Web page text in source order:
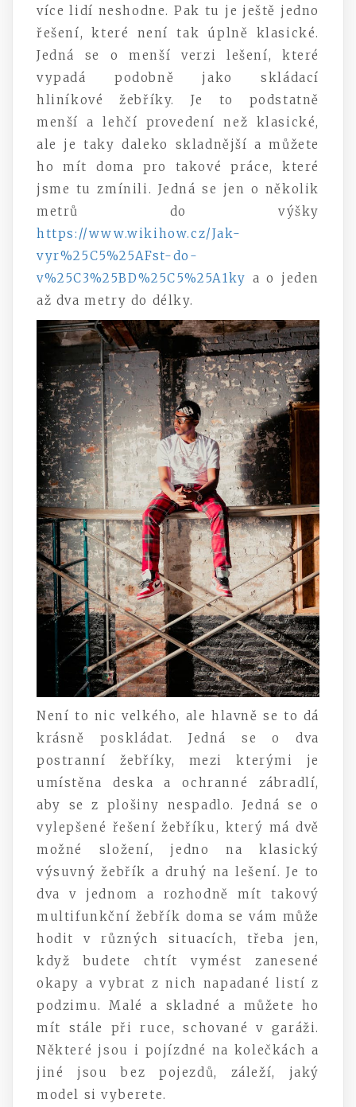
více lidí neshodne.Pak tu je ještě jedno
řešení, které není tak úplně klasické.
Jedná se o menší verzi lešení, které
vypadá podobně jako skládací
hliníkové žebříky. Je to podstatně
menší a lehčí provedení než klasické,
ale je taky daleko skladnější a můžete
ho mít doma pro takové práce, které
jsme tu zmínili. Jedná se jen o několik
metrů do výšky
https://www.wikihow.cz/Jak-
vyr%25C5%25AFst-do-
v%25C3%25BD%25C5%25A1ky a o jeden
až dva metry do délky.
Není to nic velkého, ale hlavně se to dá
krásně poskládat. Jedná se o dva
postranní žebříky, mezi kterými je
umístěna deska a ochranné zábradlí,
aby se z plošiny nespadlo. Jedná se o
vylepšené řešení žebříku, který má dvě
možné složení, jedno na klasický
výsuvný žebřík a druhý na lešení. Je to
dva v jednom a rozhodně mít takový
multifunkční žebřík doma se vám může
hodit v různých situacích, třeba jen,
když budete chtít vymést zanesené
okapy a vybrat z nich napadané listí z
podzimu. Malé a skladné a můžete ho
mít stále při ruce, schované v garáži.
Některé jsou i pojízdné na kolečkách a
jiné jsou bez pojezdů, záleží, jaký
model si vyberete.